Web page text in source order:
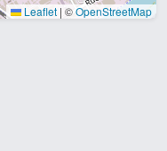
Leaflet | ©OpenStreetMap